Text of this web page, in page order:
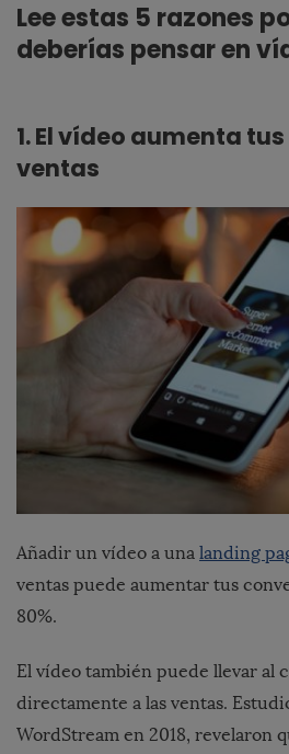
Lee estas 5 razones
deberías pensar en
1. El vídeo aumenta
ventas
Añadir un vídeo a una landing
ventas puede aumentar tus
80%.
El vídeo también puede llevar al
directamente a las ventas.
WordStream en 2018, revelaron